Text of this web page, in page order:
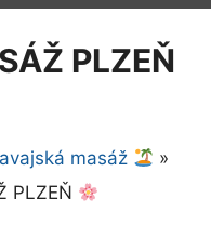
PLZEŇ
masáž
»
PLZEŇ